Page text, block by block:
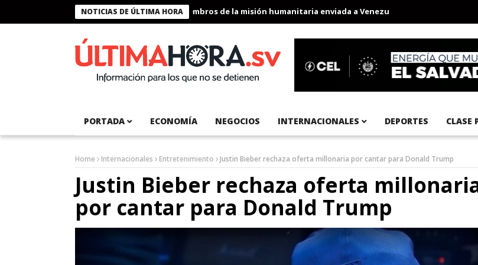
NOTICIAS DE ÚLTIMA HORA
Presidente Bukele condecora a miembros de la misión humanitaria enviada a Venezuela Aeropuerto
PORTADA ECONOMÍA NEGOCIOS INTERNACIONALES DEPORTES CLASE
Home Internacionales Entretenimiento Justin Bieber rechaza oferta millonaria por cantar para Donald Trump
Justin Bieber rechaza oferta
por cantar para Donald Trump